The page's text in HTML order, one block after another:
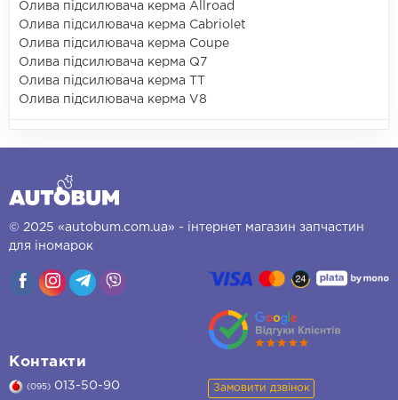
Олива підсилювача керма Allroad
Олива підсилювача керма Cabriolet
Олива підсилювача керма Coupe
Олива підсилювача керма Q7
Олива підсилювача керма TT
Олива підсилювача керма V8
© 2025 «autobum.com.ua» - інтернет магазин запчастин
для іномарок
Контакти
(095) 013-50-90 Замовити дзвінок